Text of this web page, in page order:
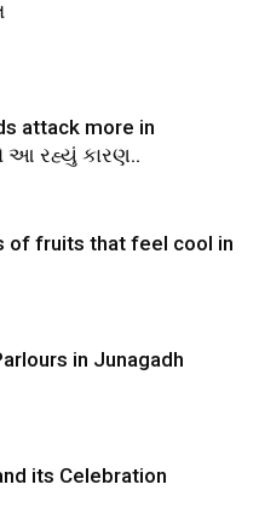
attack more in
આ રહ્યું કારણ..
of fruits that feel cool in
in Junagadh
its Celebration